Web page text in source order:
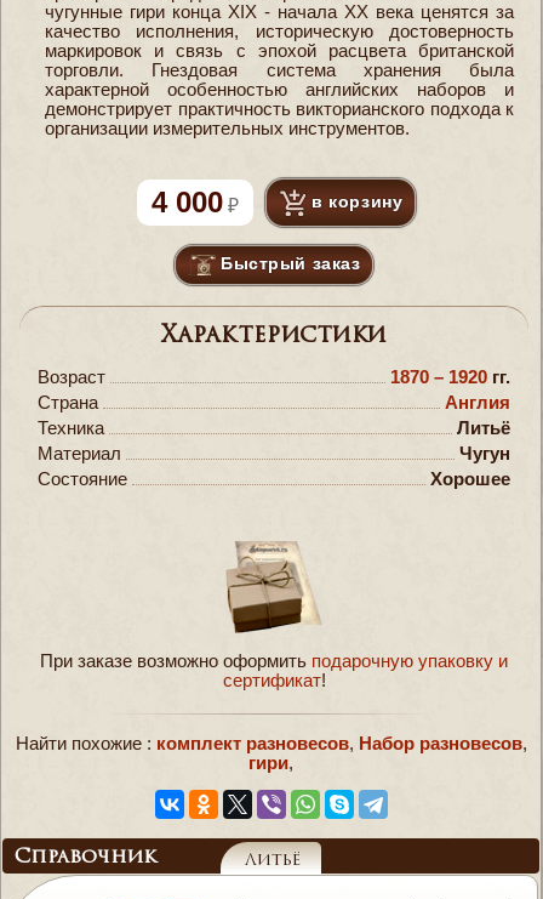
чугунные гири конца XIX - начала XX века ценятся за
качество исполнения, историческую достоверность
маркировок и связь с эпохой расцвета британской
торговли. Гнездовая система хранения была
характерной особенностью английских наборов и
демонстрирует практичность викторианского подхода к
организации измерительных инструментов.
4 000 в корзину
Быстрый заказ
Характеристики
Возраст 1870 – 1920 гг.
Страна
Англия
Техника
Литьё
Материал
Чугун
Состояние
Хорошее
При заказе возможно оформить подарочную упаковку и
сертификат!
Найти похожие : комплект разновесов, Набор разновесов,
гири,
Справочник Литьё